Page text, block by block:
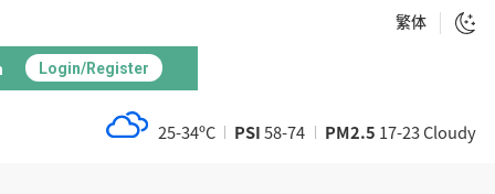
繁体
Login/Register
25-34ºC PSI58-74 PM2.5 17-23 Cloudy